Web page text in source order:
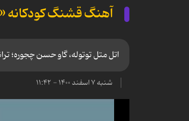
آهنگ قشنگ کودکانه
اتل متل توتوله، گاو حسن چجوره؛
شنبه ۷ اسفند ۱۴۰۰ - ۱۱:۴۲